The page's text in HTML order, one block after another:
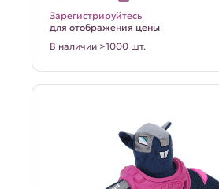
Зарегистрируйтесь
для отображения цены
В наличии >1000 шт.